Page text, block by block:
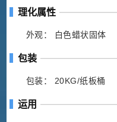
理化属性
外观： 白色蜡状固体
包装
包装： 20KG/纸板桶
运用